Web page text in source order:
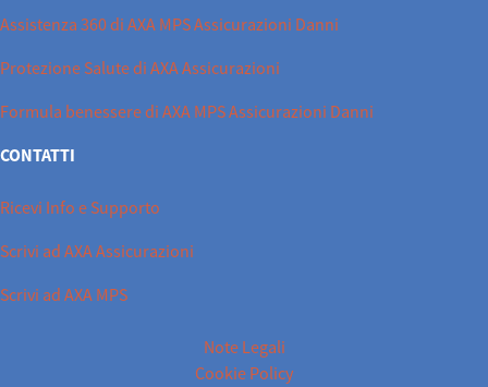
Assistenza 360 di AXA MPS Assicurazioni Danni
Protezione Salute di AXA Assicurazioni
Formula benessere di AXA MPS Assicurazioni Danni
CONTATTI
Ricevi Info e Supporto
Scrivi ad AXA Assicurazioni
Scrivi ad AXA MPS
Note Legali
Cookie Policy